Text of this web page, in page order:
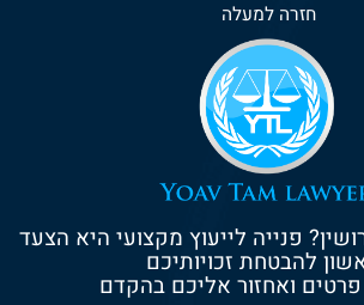
חזרה למעלה
פנייה לייעוץ מקצועי היא הצעד
להבטחת זכויותיכם
ואחזור אליכם בהקדם